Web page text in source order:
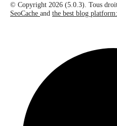
© Copyright 2026 (5.0.3). Tous
SeoCache and the best blog